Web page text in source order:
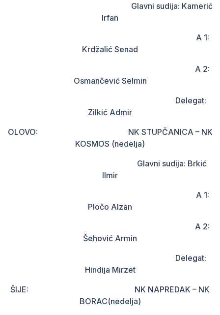
Glavni sudija: Kamerić
Irfan
A 1:
Krdžalić Senad
A 2:
Osmančević Selmin
Delegat:
Zilkić Admir
OLOVO: NK STUPČANICA – NK
KOSMOS (nedelja)
Glavni sudija: Brkić
Ilmir
A 1:
Pločo Alzan
A 2:
Šehović Armin
Delegat:
Hindija Mirzet
ŠIJE: NK NAPREDAK – NK
BORAC(nedelja)